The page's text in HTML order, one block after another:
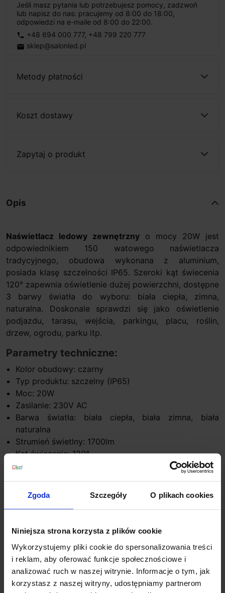
Zgoda Szczegóły O plikach cookies
Niniejsza strona korzysta z plików cookie
Wykorzystujemy pliki cookie do spersonalizowania treści
i reklam, aby oferować funkcje społecznościowe i
analizować ruch w naszej witrynie. Informacje o tym, jak
korzystasz z naszej witryny, udostępniamy partnerom
Jeśli masz pytania lub potrzebujesz pomocy, zadzwoń
lub napisz do nas: pracujemy od 8:00 do 18:00,
odpowiedzi na e-maile od 8:00 do 22:00.
phone +48 694 000 777, +48 799 220 777
email sklep@salonled.pl
Metody płatności
Koszt dostawy
Zapytaj o produkt
Opis
Naświetlacz ledowy zewnętrzny o mocy 20W jest
odpowiednikiem 150 watowego naświetlacza
tradycyjnego, obudowa wykonana z aluminium,
posiada klasę szczelności IP65. Szeroki kąt świecenia
120° zapewnia oświetlenie dużej powierzchni, dostępne
3 barwy światła do wyboru: biała ciepła, zimna,
naturalna. Doskonale sprawdzi się jako oświetlenie
podjazdu, tarasu, wejścia, parkingu, placu, roślin,
drzew, ogrodu, parku itp.
Parametry techniczne:
Kolor obudowy: czarny
Typ produktu: szczelny (IP65)
Moc: 20W
Zasilanie: 230V AC
Barwa światła: biała ciepła, biała zimna, biała
naturalna
Strumień świetlny: 1700lm
Kąt świecenia: 120°
Wymiary: 150 x 127mm
Zastosowanie:
Oświetlenie zewnętrzne: Posesji, wjazdów, ogrodów,
Nie można wymieniać lamp w oprawie
Szczegóły produktu